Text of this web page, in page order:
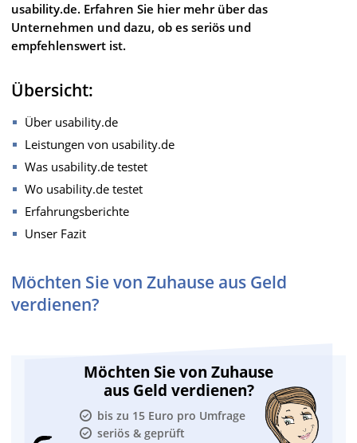
usability.de. Erfahren Sie hier mehr über das
Unternehmen und dazu, ob es seriös und
empfehlenswert ist.
Übersicht:
Über usability.de
Leistungen von usability.de
Was usability.de testet
Wo usability.de testet
Erfahrungsberichte
Unser Fazit
Möchten Sie von Zuhause aus Geld
verdienen?
Möchten Sie von Zuhause
aus Geld verdienen?
bis zu 15 Euro pro Umfrage
seriös & geprüft